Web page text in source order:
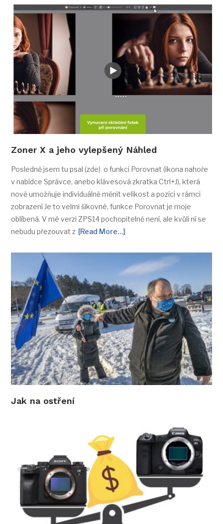
Zoner X a jeho vylepšený Náhled
Posledně jsem tu psal (zde) o funkci Porovnat (ikona nahoře
v nabídce Správce, anebo klávesová zkratka Ctrl+J), která
nově umožňuje individuálně měnit velikost a pozici v rámci
zobrazení Je to velmi šikovné, funkce Porovnat je moje
oblíbená. V mé verzi ZPS14 pochopitelně není, ale kvůli ní se
nebudu přezouvat z [Read More…]
Jak na ostření